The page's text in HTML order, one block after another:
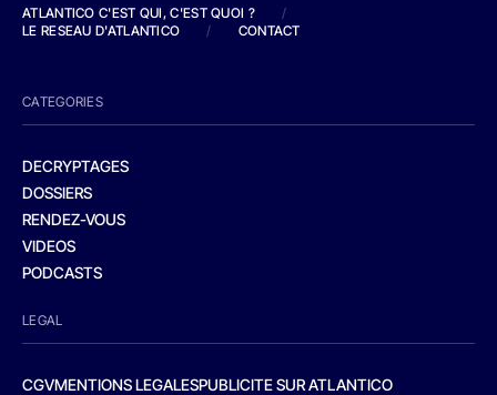
ATLANTICO C'EST QUI, C'EST QUOI ?
/
LE RESEAU D'ATLANTICO
/ CONTACT
CATEGORIES
DECRYPTAGES
DOSSIERS
RENDEZ-VOUS
VIDEOS
PODCASTS
LEGAL
CGVMENTIONS LEGALESPUBLICITE SUR ATLANTICO